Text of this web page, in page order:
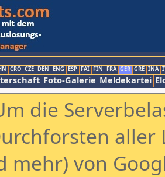
CRO CZE DEN ENG ESP FAI FIN FRA GER GRE INA
Foto-Galerie Meldekartei
die
aller
mehr) von